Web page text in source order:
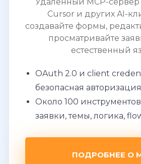
Cursor и других AI-
создавайте формы,
просматривайте
естественный
OAuth 2.0 и client
безопасная авторизация
Около 100
заявки, темы, логика,
ПОДРОБНЕЕ О